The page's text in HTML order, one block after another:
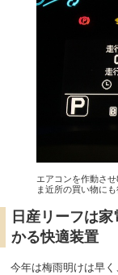
エアコンを作動さ
ま近所の買い物にも
日産リーフは
かる快適装置
今年は梅雨明けは早く